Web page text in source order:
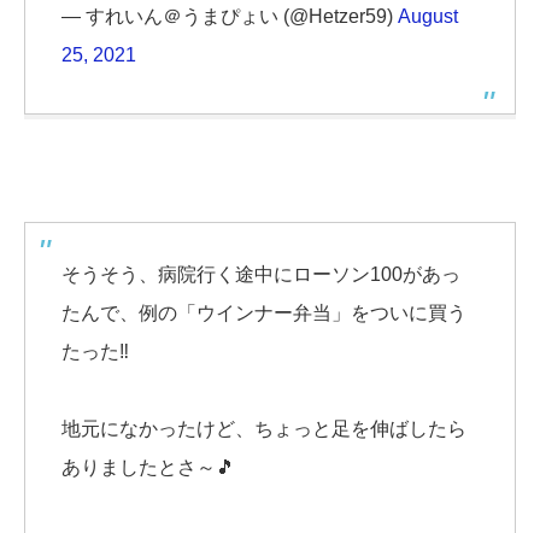
— すれいん＠うまぴょい (@Hetzer59) August
25, 2021
そうそう、病院行く途中にローソン100があっ
たんで、例の「ウインナー弁当」をついに買う
たった‼️
地元になかったけど、ちょっと足を伸ばしたら
ありましたとさ～🎵